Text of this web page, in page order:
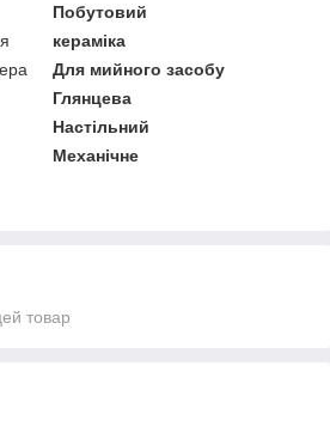
Побутовий
кераміка
Для мийного засобу
Глянцева
Настільний
Механічне
товар